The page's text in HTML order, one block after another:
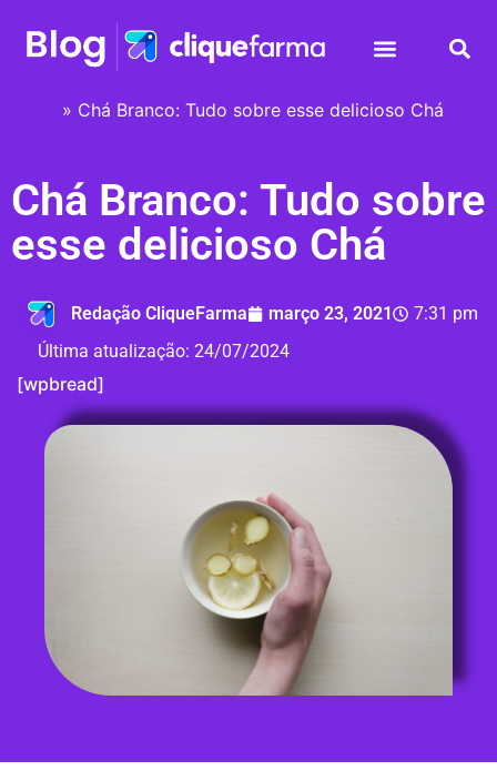
» Chá Branco: Tudo sobre esse delicioso Chá
Chá Branco: Tudo sobre
esse delicioso Chá
Redação CliqueFarma março 23, 2021
7:31 pm
Última atualização: 24/07/2024
[wpbread]